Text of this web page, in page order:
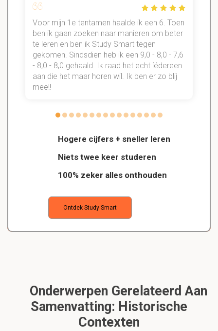
Hogere cijfers + sneller leren
Niets twee keer studeren
100% zeker alles onthouden
Ontdek Study Smart
Voor mijn 1e tentamen haalde ik een 6. Toen
ben ik gaan zoeken naar manieren om beter
te leren en ben ik Study Smart tegen
gekomen. Sindsdien heb ik een 9,0 - 8,0 - 7,6
- 8,0 - 8,0 gehaald. Ik raad het echt íédereen
aan die het maar horen wil. Ik ben er zo blij
mee!!
Onderwerpen Gerelateerd Aan
Samenvatting: Historische
Contexten